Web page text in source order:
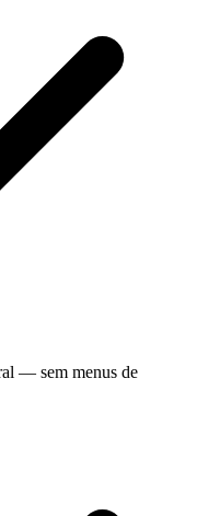
— sem menus de